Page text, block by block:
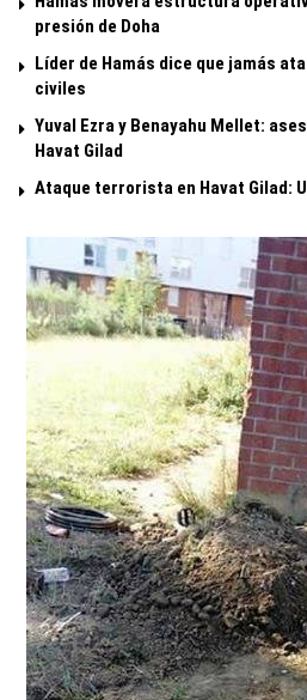
presión de Doha
Líder de Hamás dice que jamás
civiles
Yuval Ezra y Benayahu Mellet:
Havat Gilad
Ataque terrorista en Havat Gilad: